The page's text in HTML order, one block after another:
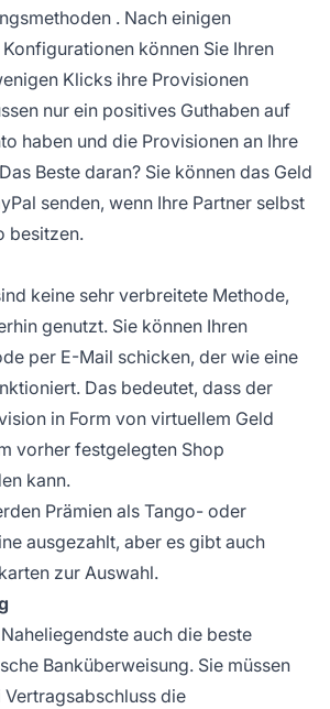
. Nach einigen
können Sie Ihren
Klicks ihre Provisionen
nur ein positives Guthaben auf
haben und die Provisionen an Ihre
Beste daran? Sie können das Geld
senden, wenn Ihre Partner selbst
besitzen.
keine sehr verbreitete Methode,
genutzt. Sie können Ihren
per E-Mail schicken, der wie eine
Das bedeutet, dass der
in Form von virtuellem Geld
vorher festgelegten Shop
kann.
Prämien als Tango- oder
ausgezahlt, aber es gibt auch
zur Auswahl.
auch die beste
Banküberweisung. Sie müssen
die